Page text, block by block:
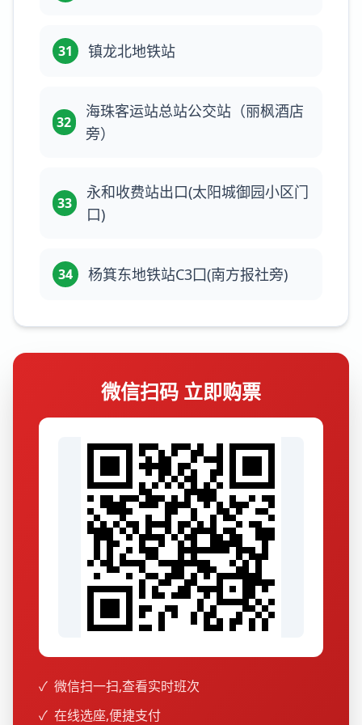
31 镇龙北地铁站
32
海珠客运站总站公交站（丽枫酒店
旁）
33
永和收费站出口(太阳城御园小区门
口)
34 杨箕东地铁站C3囗(南方报社旁)
微信扫码 立即购票
✓ 微信扫一扫,查看实时班次
✓ 在线选座,便捷支付